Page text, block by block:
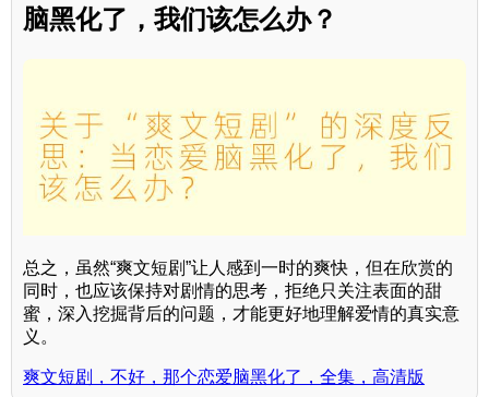
脑黑化了，我们该怎么办？
总之，虽然“爽文短剧”让人感到一时的爽快，但在欣赏的
同时，也应该保持对剧情的思考，拒绝只关注表面的甜
蜜，深入挖掘背后的问题，才能更好地理解爱情的真实意
义。
爽文短剧，不好，那个恋爱脑黑化了，全集，高清版